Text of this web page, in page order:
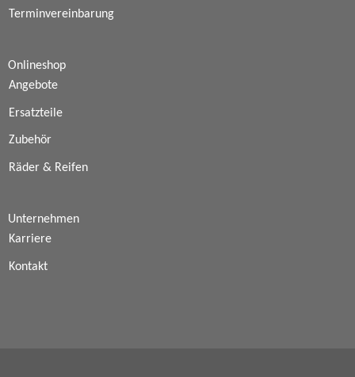
Terminvereinbarung
Onlineshop
Angebote
Ersatzteile
Zubehör
Räder & Reifen
Unternehmen
Karriere
Kontakt